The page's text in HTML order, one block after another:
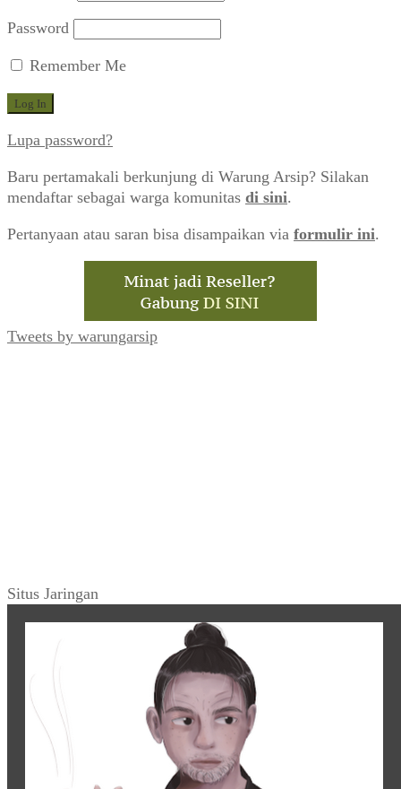
Password
Remember Me
Lupa password?
Baru pertamakali berkunjung di Warung Arsip? Silakan
mendaftar sebagai warga komunitas di sini.
Pertanyaan atau saran bisa disampaikan via formulir ini.
Tweets by warungarsip
Situs Jaringan